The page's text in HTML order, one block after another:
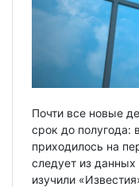
Почти все новые
срок до полугода:
приходилось на
следует из
изучили